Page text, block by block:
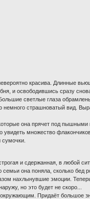
красива. Длинные
и освободившись сразу
светлые глаза
немного страшноватый вид.
она прячет под
увидеть множество
и сдержанная, в любой
она поняла, сколько бед
нахлынувшие эмоции.
но это будет не скоро...
окружающим. Придаёт